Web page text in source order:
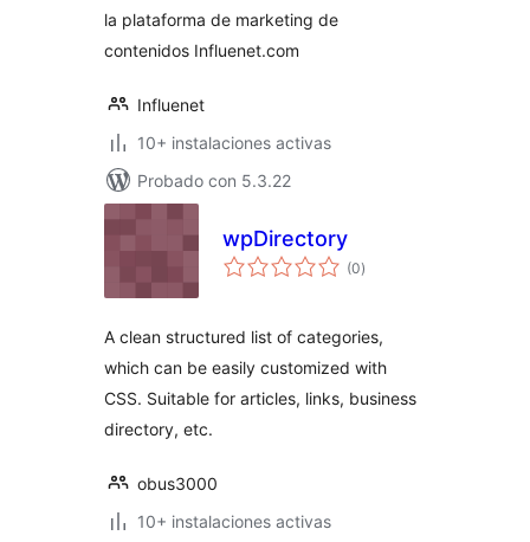
la plataforma de marketing de
contenidos Influenet.com
Influenet
10+ instalaciones activas
Probado con 5.3.22
wpDirectory
(0valoraciones
en
)
A clean structured list of categories,
which can be easily customized with
CSS. Suitable for articles, links, business
directory, etc.
obus3000
10+ instalaciones activas